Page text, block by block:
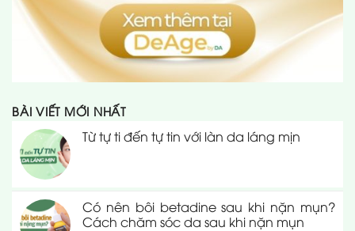
BÀI VIẾT MỚI NHẤT
Từ tự ti đến tự tin với làn da láng mịn
Có nên bôi betadine sau khi nặn mụn?
Cách chăm sóc da sau khi nặn mụn